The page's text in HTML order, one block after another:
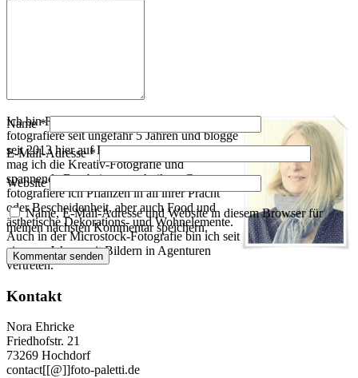
Name*
E-Mail-Adresse*
Website
Name, E-Mail-Adresse und Website in diesem Browser für
meinen nächsten Kommentar speichern.
Ich bin Redakteurin im IT-Bereich,
fotografiere seit ungefähr 5 Jahren und blogge
seit 2013 hier auf Foto-Paletti. Am liebsten
mag ich die Kreativ-Fotografie und
spannende Bearbeitungstechniken. Gerne
fotografiere ich Pflanzen in all ihrer Pracht
oder Bescheidenheit, aber auch Food und
ästhetische Dekorations- und Wohnelemente.
Auch in der Microstock-Fotografie bin ich seit
ein paar Jahren mit Bildern in Agenturen
vertreten.
Kontakt
Nora Ehricke
Friedhofstr. 21
73269 Hochdorf
contact[[@]]foto-paletti.de